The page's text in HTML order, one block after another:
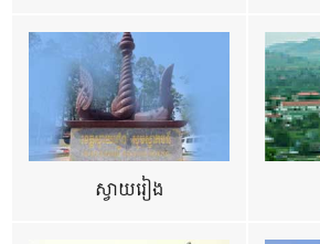
ស្វាយរៀង